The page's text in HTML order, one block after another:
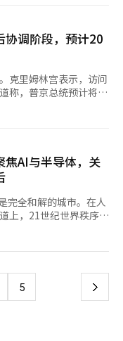
化。全球最大的制造业
产国是韩国。精密制造
和供应链、人工智能和
历史并不是直线流动
世界霸权，如今又回到
全球最强大的军事和金
市场。俄罗斯虽然弱
而欧洲在增长停滞中依
略国家。同时，还需与
等第三方战略国家扩大
度是未来世界最大的人
接欧洲、中东和中亚的
智能、智慧城市、氢经
简单的美中两强体制向
首尔、东京和北京未来
战争后，朝鲜与俄罗斯
术交流的可能性被提上
过于亲密的局面。对中
形成更深的不安、警惕
上的“大国之道”。真
着谁，而在于是否能够
之，真正
己人”与“外人”的等
家感到安心与尊重的制
得深思的地方。
具天堂”的形象，向IP
了东南亚、欧洲和美国
引领者。目前，泡泡玛
共鸣”，并提及拉布布
“中国正处于一个转折
妖怪和凯蒂猫等品牌成
韩国市场。实际上，缺
在将市场拱手让给中国
翻译与编辑。
能是日本和韩国。日
技术方面仍具备世界顶
础设施、电池、造船和
星电子和SK海力士、
已成为人工智能时代的
力量和过去的辉煌依
中逐渐被边缘化。粗略
强大，但在推动未来
议题。这最终表明，全
冷战时期的美苏两极
数据、供应链和金融结
本不应仅仅陷于历史
代的创伤和历史问题必
明转型中，面向未来的
并非单纯的技术竞争
Centered AI）”时
的组合。韩国具备活
日本则在精密制造业、
份的同时，细致考虑
整只烤制的鸭子为特
首的中国国宾宴会上。
虾）、香酥牛肉、搭配
皮水煎包、海螺酥和意
现了中美关系中强调的
朗普总统在竞选活动中
国方面为特朗普总统
与李总统的国宾晚宴上
自品尝与韩国炸酱面的
的氛围。 与文化
文化外交’。去年，法
席通过将法国葡萄酒
伏特加。这显示了自普
及中俄两国的紧密联
宾访问的普京总统的
埃隆·马斯克、苹果的
、Meta、微芯科技、
的巨头企业，实际上
与冷战时期的首脑
核武器和军事同盟，而
导体、平台、数据、供
拥有更多航空母
统和半导体供应
前掌握着全球人工智能
达、谷歌、Meta、微
半导体设计和平台领域
GPU被称为人工智能时
有重要象征意义。作
革命的核心。英伟达是
征着美国在人工智能领
长期增长也将面临挑
大的人工智能应用市
国”的现实中，进行压
议中，民营企业家直接
议原本是外交官和安
协调阶段，预计20
克里姆林宫表示，访问
称，普京总统预计将于
华后，俄中领导人之间
，实际上已经完成，
人士称：“普京总统计
20日。” 此次访
后进行的。特朗普总统
近平讨论了贸易、伊
：“普京总统将在特朗
议题。在西方制裁长期
略合作关系。※ 本报
焦AI与半导体，关
完全和解的城市。在人
上，21世纪世界秩序所
统唐纳德·特朗普与
因为世界的霸权已经从
行官黄仁勋的随行。特
自带着黄仁勋前往北
5 下